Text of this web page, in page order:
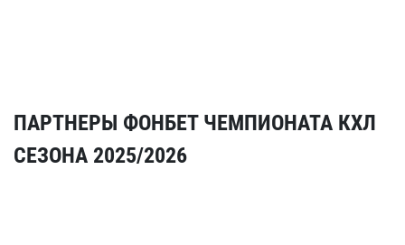
ПАРТНЕРЫ ФОНБЕТ ЧЕМПИОНАТА КХЛ
СЕЗОНА 2025/2026